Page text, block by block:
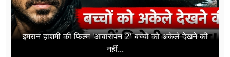
इमरान हाशमी की फिल्म 'आवारापन 2' बच्चों को अकेले देखने की
नहीं...